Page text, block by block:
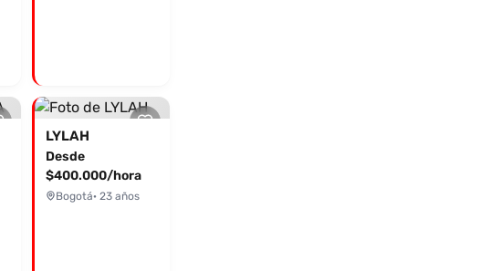
LYLAH
Desde
$400.000/hora
Bogotá· 23 años